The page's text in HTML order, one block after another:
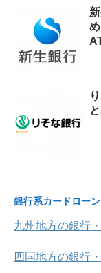
銀行系カードローン
九州地方の銀行
四国地方の銀行